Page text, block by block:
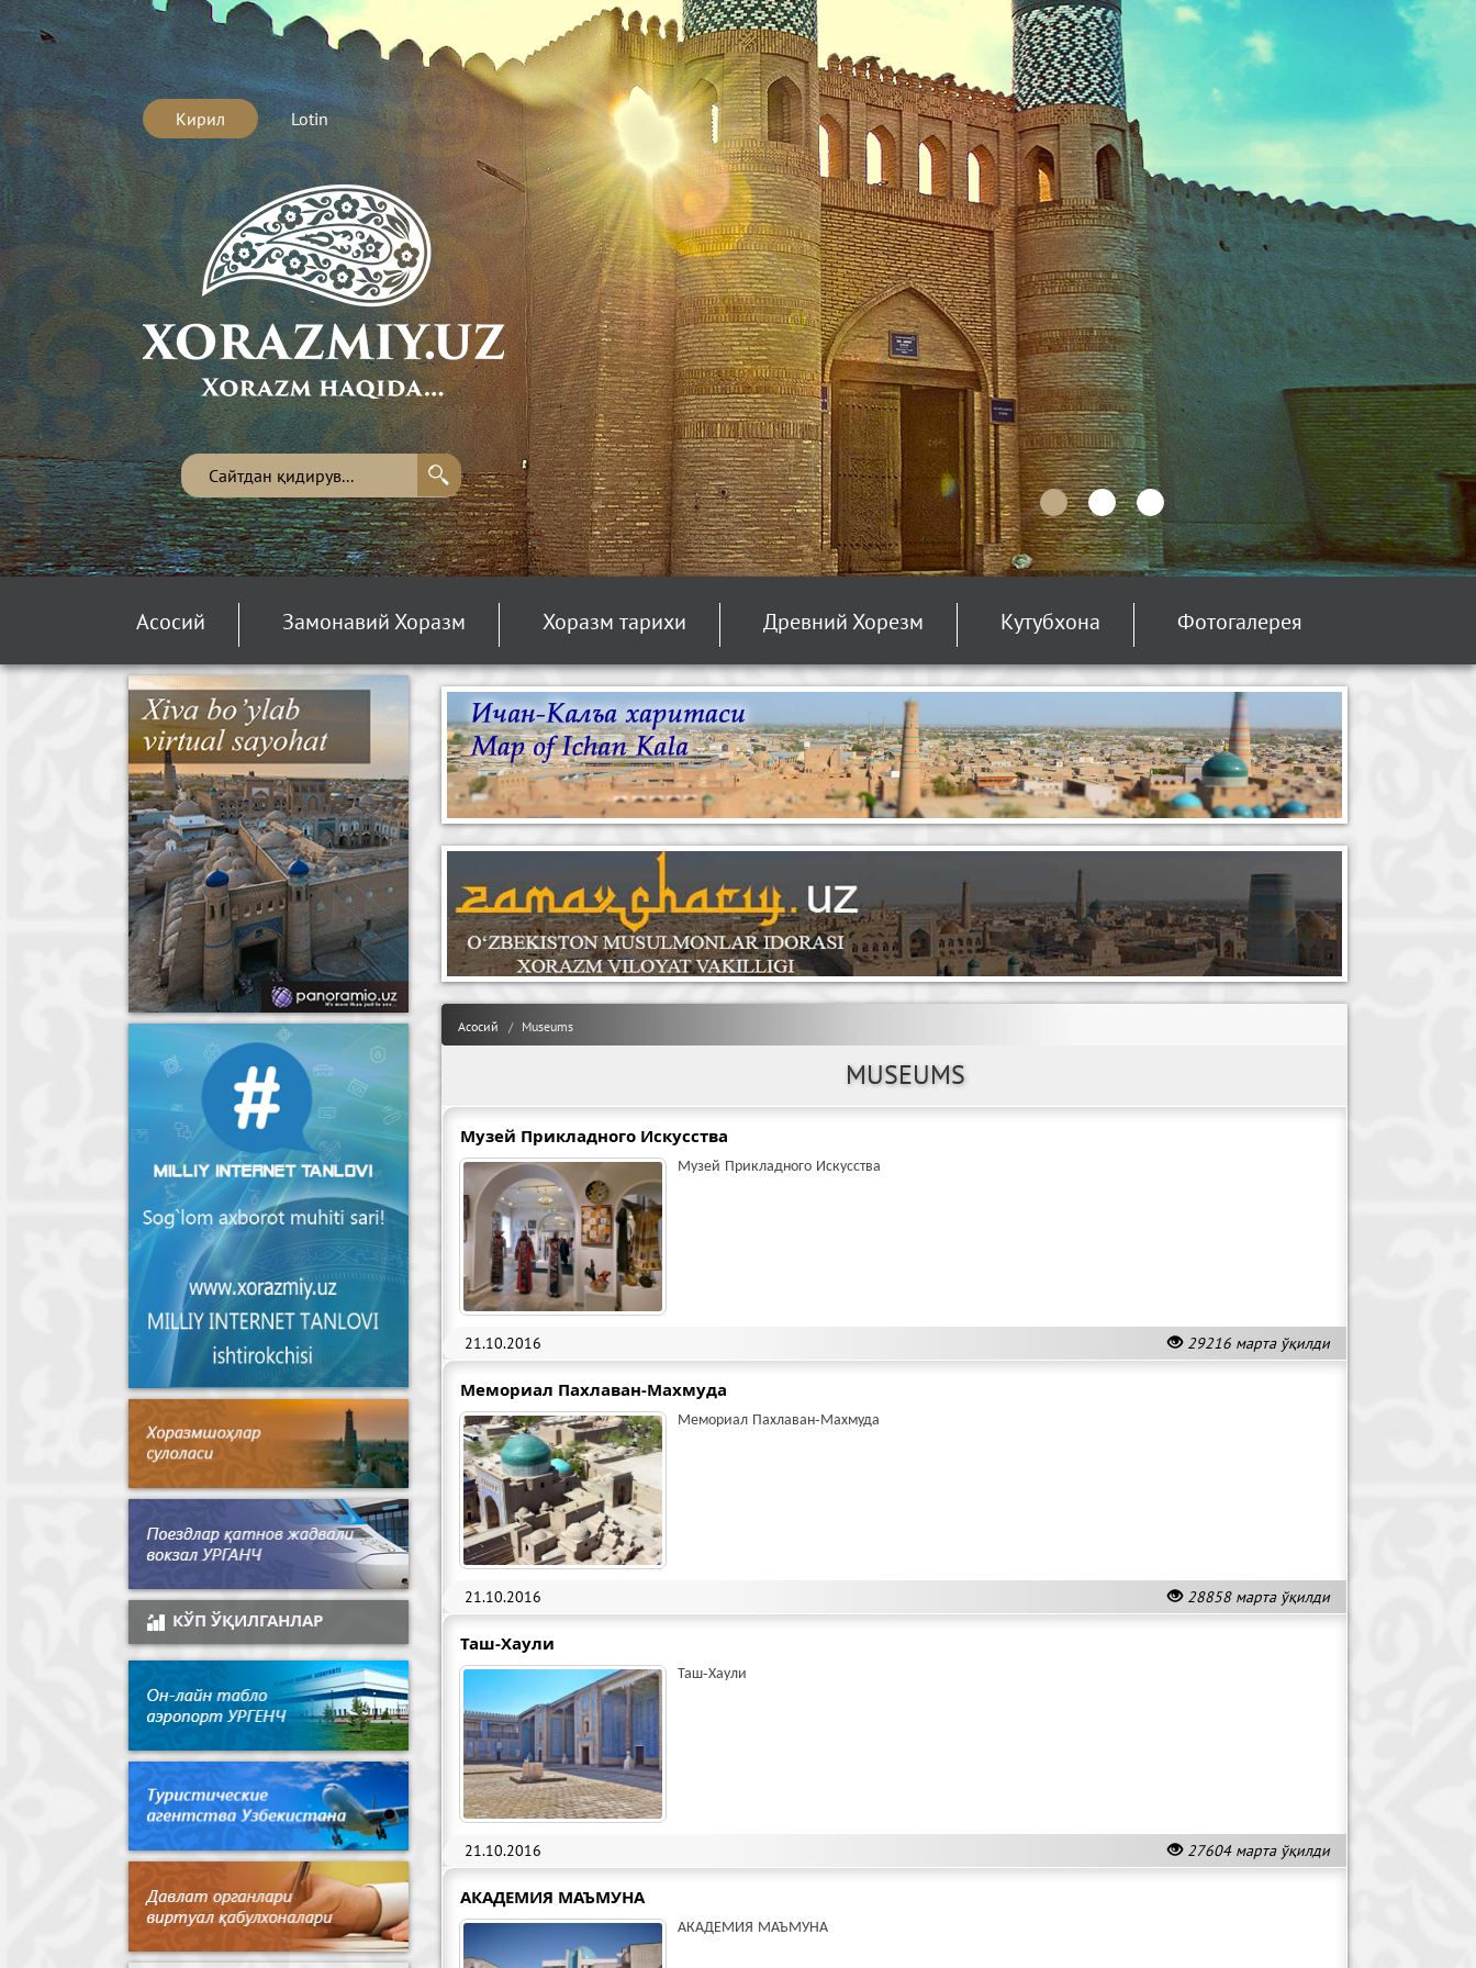
Кирил Lotin
Асосий Замонавий Хоразм Хоразм тарихи Древний Хорезм Кутубхона Фотогалерея
Асосий Museums
MUSEUMS
Музей Прикладного Искусства
21.10.2016 29216 марта ўқилди
Музей Прикладного Искусства
Мемориал Пахлаван-Махмуда
21.10.2016 28858 марта ўқилди
Мемориал Пахлаван-Махмуда
Таш-Хаули
21.10.2016 27604 марта ўқилди
Таш-Хаули
АКАДЕМИЯ МАЪМУНА
АКАДЕМИЯ МАЪМУНА
КЎП ЎҚИЛГАНЛАР